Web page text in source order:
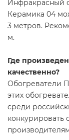
Инфракрасный
Керамика 04
3 метров.
м.
Где
качественно?
Обогреватели
этих
среди